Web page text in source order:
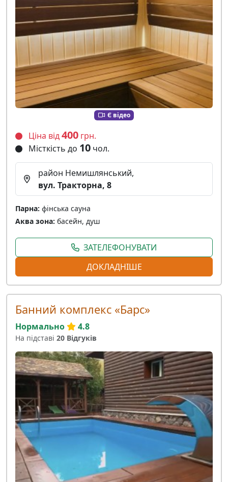
Є відео
Ціна від400 грн.
Місткість до 10 чол.
район Немишлянський,
вул. Тракторна, 8
Парна: фінська сауна
Аква зона: басейн, душ
ЗАТЕЛЕФОНУВАТИ
ДОКЛАДНІШЕ
Банний комплекс «Барс»
Нормально 4.8
На підставі 20 Відгуків